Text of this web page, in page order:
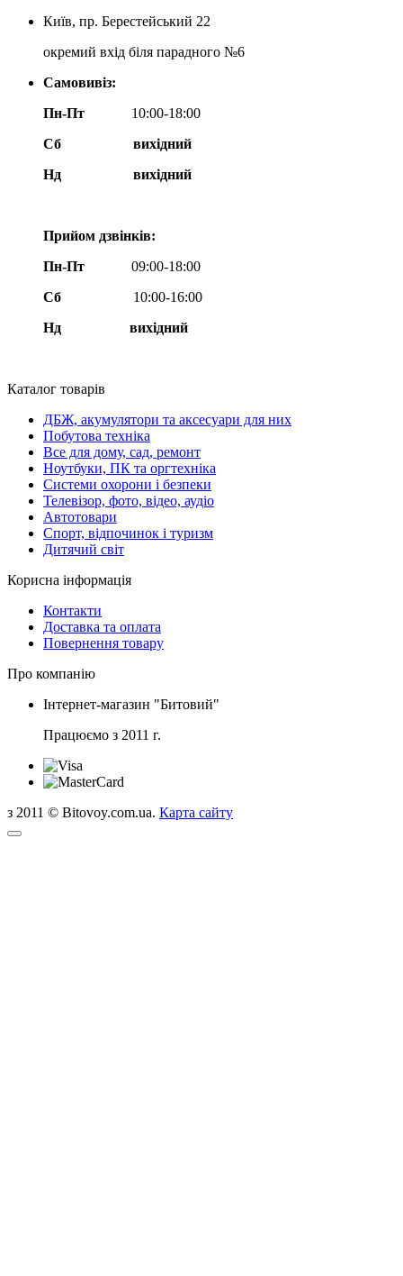
Київ, пр. Берестейський 22
окремий вхід біля парадного №6
Самовивіз:
Пн-Пт
10:00-18:00
Сб
вихідний
Нд
вихідний
Прийом дзвінків:
Пн-Пт
09:00-18:00
Сб
10:00-16:00
Нд вихідний
Каталог товарів
ДБЖ, акумулятори та аксесуари для них
Побутова техніка
Все для дому, сад, ремонт
Ноутбуки, ПК та оргтехніка
Системи охорони і безпеки
Телевізор, фото, відео, аудіо
Автотовари
Спорт, відпочинок і туризм
Дитячий світ
Корисна інформація
Контакти
Доставка та оплата
Повернення товару
Про компанію
Інтернет-магазин "Битовий"
Працюємо з 2011 г.
з 2011 © Bitovoy.com.ua. Карта сайту